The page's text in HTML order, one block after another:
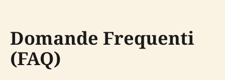
Domande Frequenti
(FAQ)